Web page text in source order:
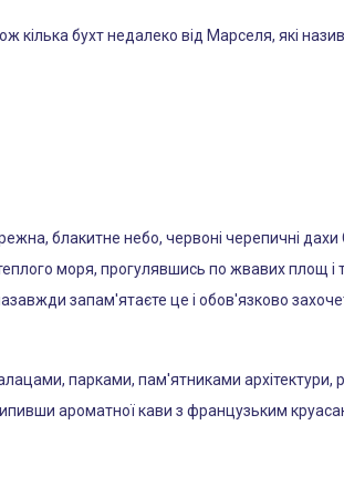
кілька бухт недалеко від Марселя, які
блакитне небо, червоні черепичні дахи
моря, прогулявшись по жвавих площ і
запам'ятаєте це і обов'язково
парками, пам'ятниками архітектури,
ароматної кави з французьким